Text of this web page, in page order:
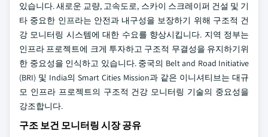
있습니다. 새로운 교량, 고속도로, 스카이 스크레이퍼 건설 및 기
타 중요한 인프라는 안전과 내구성을 보장하기 위해 구조적 건
강 모니터링 시스템에 대한 수요를 향상시킵니다. 지역 정부는
인프라 프로젝트에 크게 투자하고 구조적 무결성을 유지하기위
한 중요성을 인식하고 있습니다. 중국의 Belt and Road Initiative
(BRI) 및 India의 Smart Cities Mission과 같은 이니셔티브는 대규
모 인프라 프로젝트의 구조적 건강 모니터링 기술의 중요성을
강조합니다.
구조 보건 모니터링 시장 공유